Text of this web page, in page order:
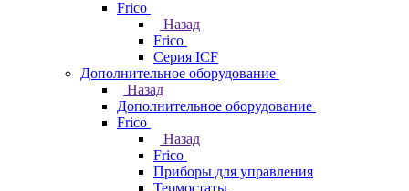
Frico
Назад
Frico
Серия ICF
Дополнительное оборудование
Назад
Дополнительное оборудование
Frico
Назад
Frico
Приборы для управления
Термостаты